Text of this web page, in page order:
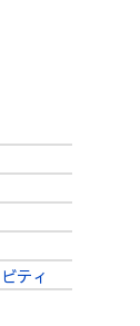
ティ